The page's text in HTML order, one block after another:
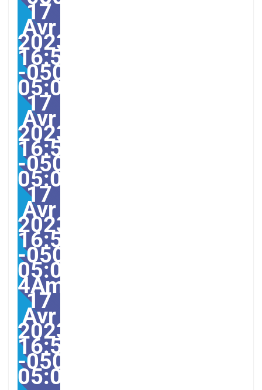
17
Avr
2023
16:57:00
-0500-
05:00America/
17
Avr
2023
16:57:00
-0500-
05:000030#/30lun,
17
Avr
2023
16:57:00
-0500-
05:00-
4America/
17
Avr
2023
16:57:00
-0500-
05:00America/